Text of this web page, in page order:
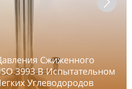
Сжиженного
3993 В Испытательном
Углеводородов